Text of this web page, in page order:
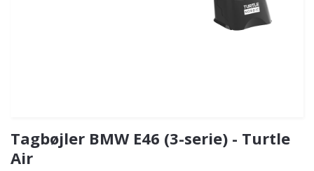
Tagbøjler BMW E46 (3-serie) - Turtle
Air